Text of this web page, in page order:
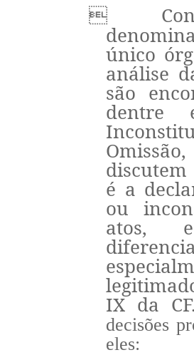

único
análise
são
dentre
é a
ou
atos,
IX da CF.
decisões
eles: